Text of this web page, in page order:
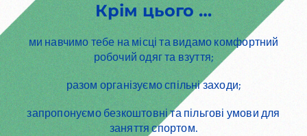
Крім цього …
ми навчимо тебе на місці та видамо комфортний
робочий одяг та взуття;
разом організуємо спільні заходи;
запропонуємо безкоштовні та пільгові умови для
заняття спортом.